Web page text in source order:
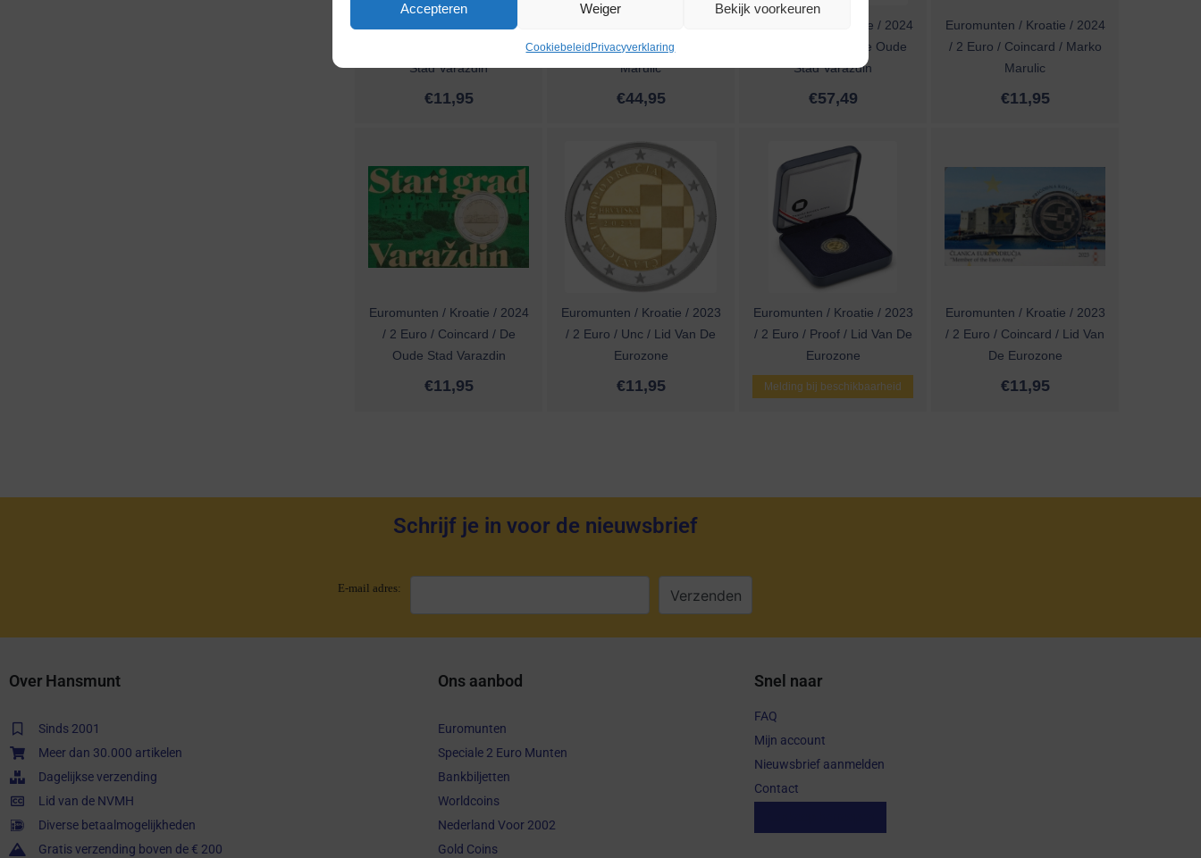
Accepteren Weiger Bekijk voorkeuren
CookiebeleidPrivacyverklaring
Euromunten / Kroatie / 2024
Stad Varazdin
€11,95
/ 2 Euro / Proof / Marko
Marulic
€44,95
Euromunten / Kroatie / 2024
/ 2 Euro / Proof / De Oude
Stad Varazdin
€57,49
Euromunten / Kroatie / 2024
/ 2 Euro / Coincard / Marko
Marulic
€11,95
Euromunten / Kroatie / 2024
/ 2 Euro / Coincard / De
Oude Stad Varazdin
€11,95
Euromunten / Kroatie / 2023
/ 2 Euro / Unc / Lid Van De
Eurozone
€11,95
Euromunten / Kroatie / 2023
/ 2 Euro / Proof / Lid Van De
Eurozone
Melding bij beschikbaarheid
Euromunten / Kroatie / 2023
/ 2 Euro / Coincard / Lid Van
De Eurozone
€11,95
Schrijf je in voor de nieuwsbrief
E-mail adres:
Over Hansmunt
Sinds 2001
Meer dan 30.000 artikelen
Dagelijkse verzending
Lid van de NVMH
Diverse betaalmogelijkheden
Gratis verzending boven de € 200
Ons aanbod
Euromunten
Speciale 2 Euro Munten
Bankbiljetten
Worldcoins
Nederland Voor 2002
Gold Coins
Snel naar
FAQ
Mijn account
Nieuwsbrief aanmelden
Contact